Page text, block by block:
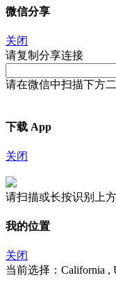
微信分享
关闭
请复制分享连接
请在微信中扫描下方
下载 App
关闭
请扫描或长按识别上
我的位置
关闭
当前选择：California ,